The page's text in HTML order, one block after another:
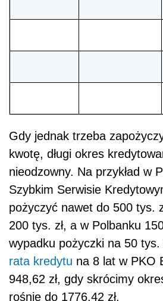
Gdy jednak trzeba
kwotę, długi okres
nieodzowny. Na przykład w
Szybkim Serwisie
pożyczyć nawet do 500 tys.
200 tys. zł, a w Polbanku
wypadku pożyczki na 50 tys.
rata kredytu na 8 lat w PKO
948,62 zł, gdy skrócimy
rośnie do 1776,42 zł.